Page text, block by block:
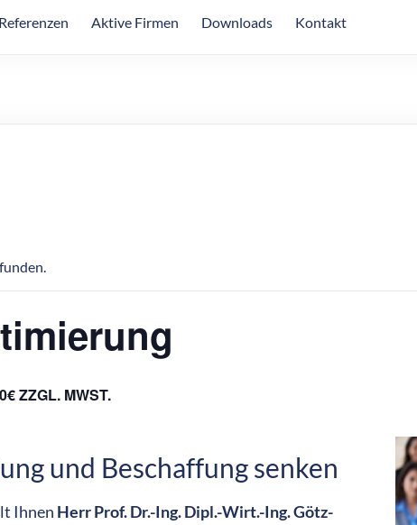
Aktive Firmen Downloads Kontakt
ZZGL. MWST.
und Beschaffung senken
Ihnen Herr Prof. Dr.-Ing. Dipl.-Wirt.-Ing. Götz-